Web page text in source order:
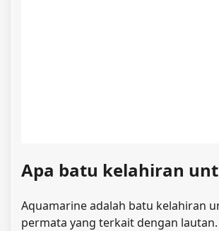
Apa batu kelahiran
Aquamarine adalah batu kelahiran
permata yang terkait dengan lautan.